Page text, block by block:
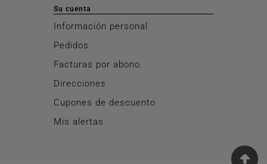
Su cuenta
Información personal
Pedidos
Facturas por abono
Direcciones
Cupones de descuento
Mis alertas